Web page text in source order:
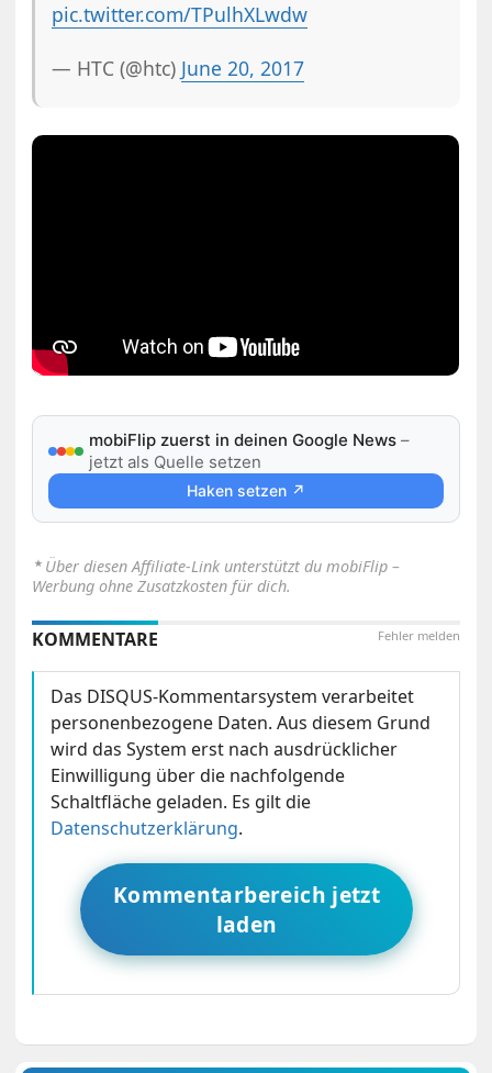
pic.twitter.com/TPulhXLwdw
— HTC (@htc) June 20, 2017
mobiFlip zuerst in deinen Google News –
jetzt als Quelle setzen
Haken setzen ↗
⋆ Über diesen Affiliate-Link unterstützt du mobiFlip –
Werbung ohne Zusatzkosten für dich.
Fehler melden
KOMMENTARE
Das DISQUS-Kommentarsystem verarbeitet
personenbezogene Daten. Aus diesem Grund
wird das System erst nach ausdrücklicher
Einwilligung über die nachfolgende
Schaltfläche geladen. Es gilt die
Datenschutzerklärung.
Kommentarbereich jetzt
laden